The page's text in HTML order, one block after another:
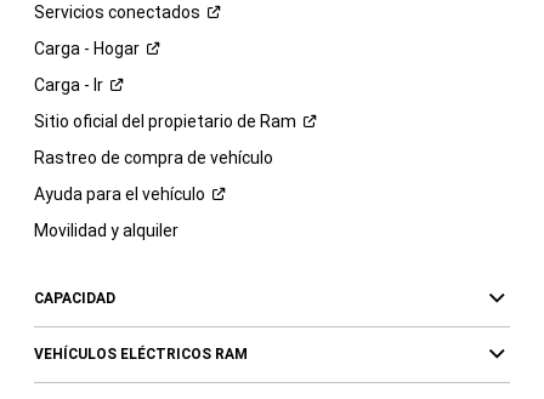
Servicios conectados
Carga - Hogar
Carga - Ir
Sitio oficial del propietario de Ram
Rastreo de compra de vehículo
Ayuda para el vehículo
Movilidad y alquiler
CAPACIDAD
VEHÍCULOS ELÉCTRICOS RAM